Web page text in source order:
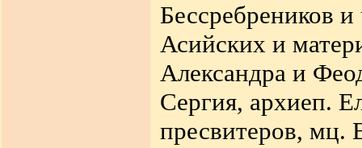
Бессребреников
Асийских и
Александра и
Сергия, архиеп.
пресвитеров, мц.